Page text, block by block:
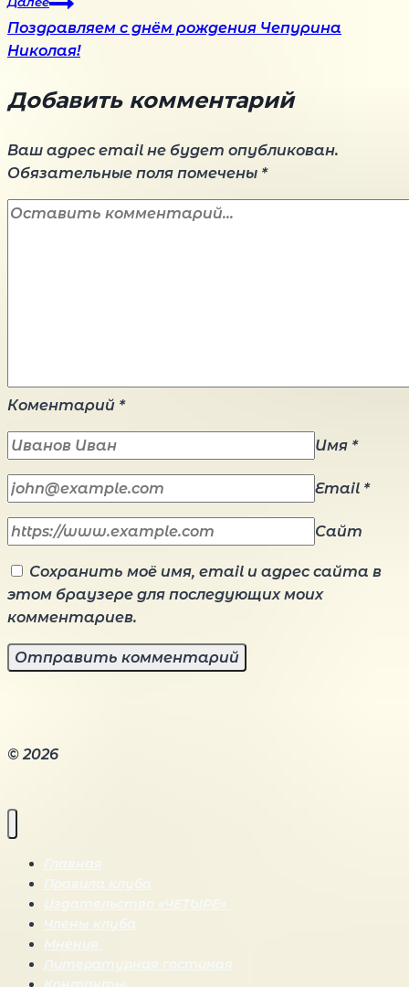
записям
Поздравляем с днём рождения Чепурина
Николая!
Добавить комментарий
Ваш адрес email не будет опубликован.
Обязательные поля помечены *
Коментарий *
Имя *
Email *
Сайт
Сохранить моё имя, email и адрес сайта в
этом браузере для последующих моих
комментариев.
© 2026
Главная
Правила клуба
Издательство «ЧЕТЫРЕ»
Члены клуба
Мнения
Литературная гостиная